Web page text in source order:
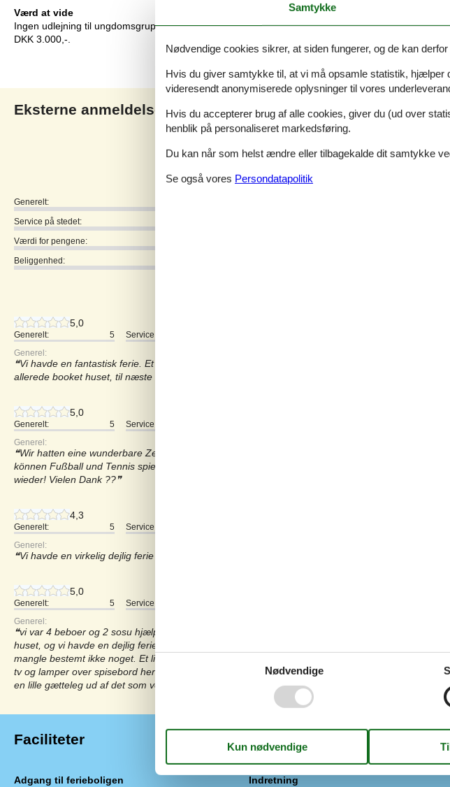
Værd at vide
Ingen udlejning til ungdomsgrupper, hvor alle er 15-25 år. Rygning ikke tilladt. Ved overtrædelse
DKK 3.000,-.
Eksterne anmeldelser Vores gæsteanmeldelserEksterne anmeldelser 4,8
4,8
Generelt:
Service på stedet:
Værdi for pengene:
Beliggenhed:
5,0
Generelt: 5 Service på stedet:
Generel:
Vi havde en fantastisk ferie. Et skønt område, og super fint hus med masser af plads. Vi har
allerede booket huset, til næste sommer. Kan varmt anbefale dette sommerhus
5,0
Generelt: 5 Service på stedet:
Generel:
Wir hatten eine wunderbare Zeit! Das Haus ist mit allem Notwendigen ausgestattet. Die Kinder
können Fußball und Tennis spielen oder sich einfach austoben! Wir kommen auf jeden Fall
wieder! Vielen Dank ??
4,3
Generelt: 5 Service på stedet:
Generel:
Vi havde en virkelig dejlig ferie og sommerhuset oversteg vores forventninger
5,0
Generelt: 5 Service på stedet:
Generel:
vi var 4 beboer og 2 sosu hjælper fra en specialenhed på et plejehjem der holde ferie i 5 dage i
huset, og vi havde en dejlig ferie. Der er god plads til alle vi kan kun varmt anbefale huset vi
mangle bestemt ikke noget. Et lille tip til ejeren måske det var en ide at skrive hvor man tænder for
tv og lamper over spisebord her tænker jeg på kontakten for den sidder ikke helt logisk , men vi fik
en lille gætteleg ud af det som vores beboer syndes var en fest, så tak for det
Faciliteter
Adgang til ferieboligen
Indretning
Samtykke
Nødvendige cookies sikrer, at siden fungerer, og de kan
Hvis du giver samtykke til, at vi må opsamle statistik, hjælper
videresendt anonymiserede oplysninger til vores
Hvis du accepterer brug af alle cookies, giver du (ud over
henblik på personaliseret markedsføring.
Du kan når som helst ændre eller tilbagekalde dit samtykke
Se også vores Persondatapolitik
Nødvendige